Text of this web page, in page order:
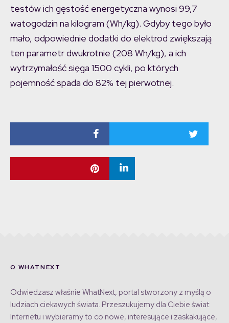
testów ich gęstość energetyczna wynosi 99,7
watogodzin na kilogram (Wh/kg). Gdyby tego było
mało, odpowiednie dodatki do elektrod zwiększają
ten parametr dwukrotnie (208 Wh/kg), a ich
wytrzymałość sięga 1500 cykli, po których
pojemność spada do 82% tej pierwotnej.
O WHATNEXT
Odwiedzasz właśnie WhatNext, portal stworzony z myślą o
ludziach ciekawych świata. Przeszukujemy dla Ciebie świat
Internetu i wybieramy to co nowe, interesujące i zaskakujące,